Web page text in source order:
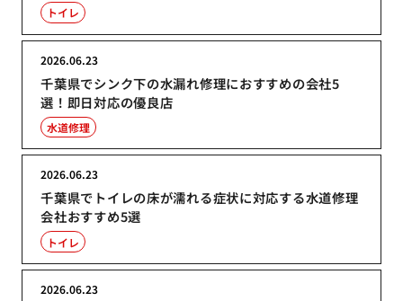
トイレ
千葉県でシンク下の水漏れ修理におすすめの会社5
選！即日対応の優良店
2026.06.23
水道修理
千葉県でトイレの床が濡れる症状に対応する水道修理
会社おすすめ5選
2026.06.23
トイレ
2026.06.23